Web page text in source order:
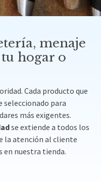
menaje
hogar o
Cada producto que
seleccionado para
más exigentes.
se extiende a todos los
la atención al cliente
en nuestra tienda.